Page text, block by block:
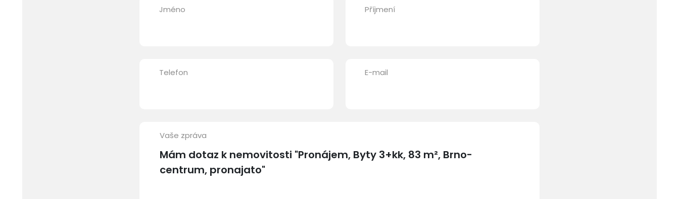
Jméno Příjmení
Telefon E-mail
Vaše zpráva